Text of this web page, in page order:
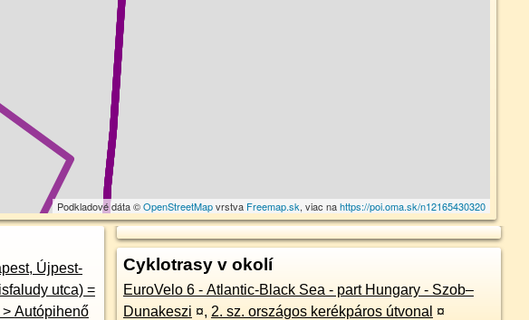
Podkladové dáta ©OpenStreetMapvrstva Freemap.sk, viac nahttps://poi.oma.sk/n12165430320
utca) =
Cyklotrasy v okolí
EuroVelo 6 - Atlantic-Black Sea - part Hungary - Szob–
Dunakeszi ¤, 2. sz. országos kerékpáros útvonal ¤